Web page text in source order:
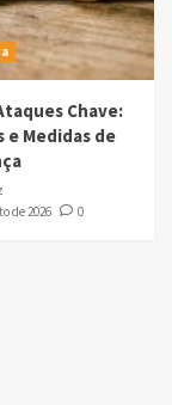
Chave:
e Medidas de
de 2026
0